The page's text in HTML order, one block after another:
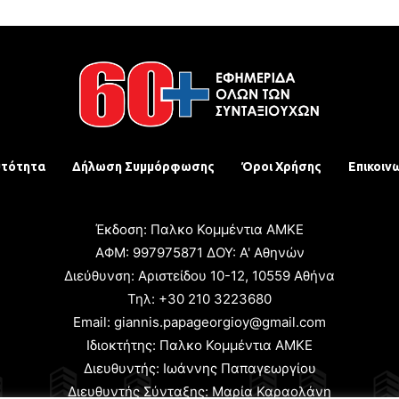
Δήλωση Συμμόρφωσης Όροι Χρήσης
Έκδοση: Παλκο Κομμέντια ΑΜΚΕ
ΑΦΜ: 997975871 ΔΟΥ: Α' Αθηνών
Διεύθυνση: Αριστείδου 10-12, 10559 Αθήνα
Τηλ: +30 210 3223680
Email: giannis.papageorgioy@gmail.com
Ιδιοκτήτης: Παλκο Κομμέντια ΑΜΚΕ
Διευθυντής: Ιωάννης Παπαγεωργίου
Διευθυντής Σύνταξης: Μαρία Καραολάνη